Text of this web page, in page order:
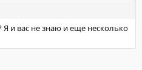
и вас не знаю и еще несколько